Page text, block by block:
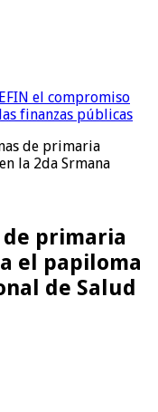
y bienestar
de primaria
la 2da Srmana
de primaria
el papiloma
de Salud